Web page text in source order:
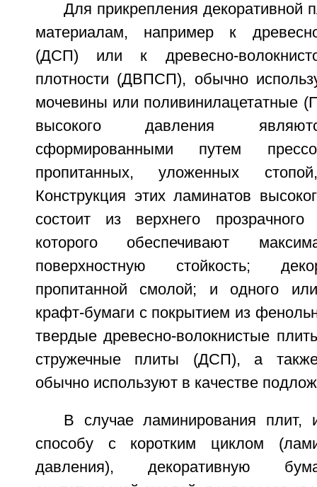
Для прикрепления декоративной
материалам, например к
(ДСП) или к древесно-
плотности (ДВПСП), обычно
мочевины или поливинилацетатные
высокого давления
сформированными путем
пропитанных, уложенных
Конструкция этих ламинатов
состоит из верхнего
которого обеспечивают
поверхностную стойкость;
пропитанной смолой; и одного
крафт-бумаги с покрытием из
твердые древесно-волокнистые
стружечные плиты (ДСП), а
обычно используют в качестве
В случае ламинирования плит,
способу с коротким циклом
давления), декоративную